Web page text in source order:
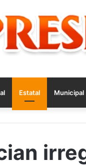
Estatal Municipal